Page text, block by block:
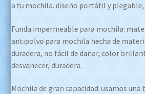
a tu mochila. diseño portátil y plegable,
Funda impermeable para mochila:
antipolvo para mochila hecha de
duradera, no fácil de dañar, color
desvanecer, duradera.
Mochila de gran capacidad: usamos una